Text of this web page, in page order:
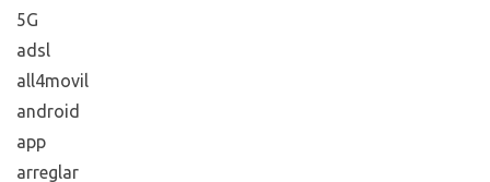
5G
adsl
all4movil
android
app
arreglar